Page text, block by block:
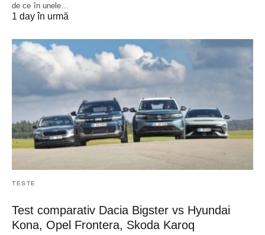
de ce în unele…
1 day în urmă
TESTE
Test comparativ Dacia Bigster vs Hyundai
Kona, Opel Frontera, Skoda Karoq